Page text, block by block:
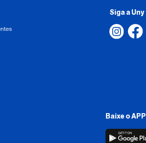
Siga a Uny
Baixe o APP